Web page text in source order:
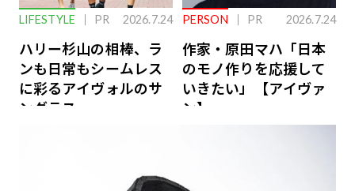
LIFESTYLE PR 2026.7.24
ハリー杉山の相棒、ラ
ンも日常もシームレス
に彩るアイヴォルのサ
ングラス
PERSON PR 2026.7.24
作家・原田マハ「日本
のモノ作りを応援して
いきたい」【アイヴァ
ン】